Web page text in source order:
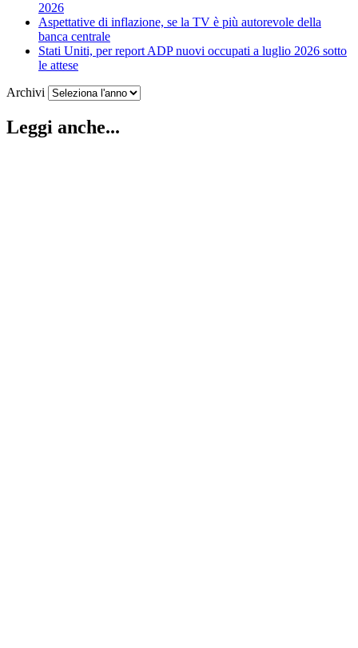
2026
Aspettative di inflazione, se la TV è più autorevole della
banca centrale
Stati Uniti, per report ADP nuovi occupati a luglio 2026 sotto
le attese
Archivi
Leggi anche...